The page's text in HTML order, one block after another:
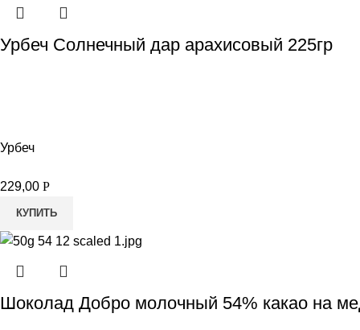
Урбеч Солнечный дар арахисовый 225гр
Урбеч
229,00 Р
КУПИТЬ
Шоколад Добро молочный 54% какао на